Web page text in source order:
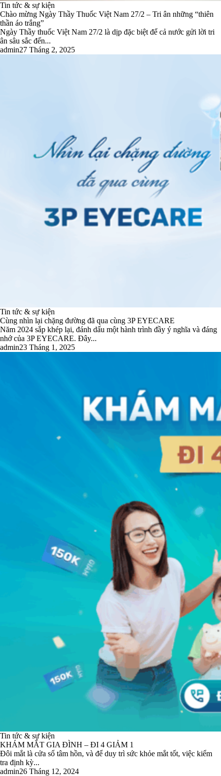
Tin tức & sự kiện
Chào mừng Ngày Thầy Thuốc Việt Nam 27/2 – Tri ân những “thiên
thần áo trắng”
Ngày Thầy thuốc Việt Nam 27/2 là dịp đặc biệt để cả nước gửi lời tri
ân sâu sắc đến...
admin27 Tháng 2, 2025
Tin tức & sự kiện
Cùng nhìn lại chặng đường đã qua cùng 3P EYECARE
Năm 2024 sắp khép lại, đánh dấu một hành trình đầy ý nghĩa và đáng
nhớ của 3P EYECARE. Đây...
admin23 Tháng 1, 2025
Tin tức & sự kiện
KHÁM MẮT GIA ĐÌNH – ĐI 4 GIẢM 1
Đôi mắt là cửa sổ tâm hồn, và để duy trì sức khỏe mắt tốt, việc kiểm
tra định kỳ...
admin26 Tháng 12, 2024